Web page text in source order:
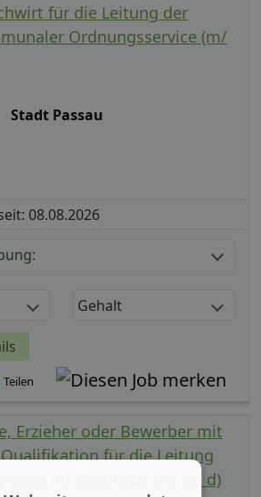
für die Leitung der
Ordnungsservice (m/
Stadt Passau
08.08.2026
Gehalt
Teilen
Erzieher oder Bewerber mit
für die Leitung
im Zeughaus (m/ w/ d)